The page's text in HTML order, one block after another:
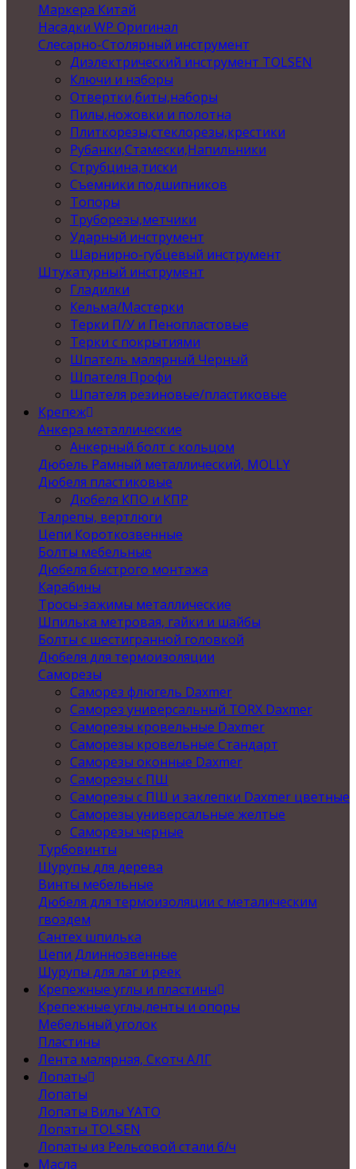
Маркера Китай
Насадки WP Оригинал
Слесарно-Столярный инструмент
Диэлектрический инструмент TOLSEN
Ключи и наборы
Отвертки,биты,наборы
Пилы,ножовки и полотна
Плиткорезы,стеклорезы,крестики
Рубанки,Стамески,Напильники
Струбцина,тиски
Съемники подшипников
Топоры
Труборезы,метчики
Ударный инструмент
Шарнирно-губцевый инструмент
Штукатурный инструмент
Гладилки
Кельма/Мастерки
Терки П/У и Пенопластовые
Терки с покрытиями
Шпатель малярный Черный
Шпателя Профи
Шпателя резиновые/пластиковые
Крепеж
Анкера металлические
Анкерный болт с кольцом
Дюбель Рамный металлический, MOLLY
Дюбеля пластиковые
Дюбеля КПО и КПР
Талрепы, вертлюги
Цепи Короткозвенные
Болты мебельные
Дюбеля быстрого монтажа
Карабины
Тросы-зажимы металлические
Шпилька метровая, гайки и шайбы
Болты с шестигранной головкой
Дюбеля для термоизоляции
Саморезы
Саморез флюгель Daxmer
Саморез универсальный TORX Daxmer
Саморезы кровельные Daxmer
Саморезы кровельные Стандарт
Саморезы оконные Daxmer
Саморезы с ПШ
Саморезы с ПШ и заклепки Daxmer цветные
Саморезы универсальные желтые
Саморезы черные
Турбовинты
Шурупы для дерева
Винты мебельные
Дюбеля для термоизоляции с металическим
гвоздем
Сантех шпилька
Цепи Длиннозвенные
Шурупы для лаг и реек
Крепежные углы и пластины
Крепежные углы,ленты и опоры
Мебельный уголок
Пластины
Лента малярная, Скотч АЛГ
Лопаты
Лопаты
Лопаты Вилы YATO
Лопаты TOLSEN
Лопаты из Рельсовой стали б/ч
Масла